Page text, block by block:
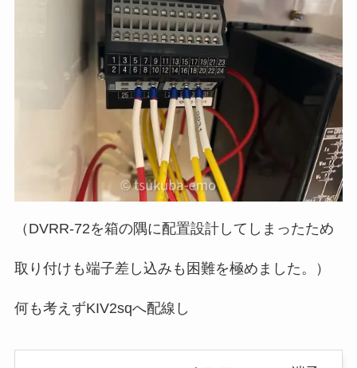
（DVRR-72を箱の隅に配置設計してしまったため
取り付けも端子差し込みも困難を極めました。）
何も考えずKIV2sqへ配線し